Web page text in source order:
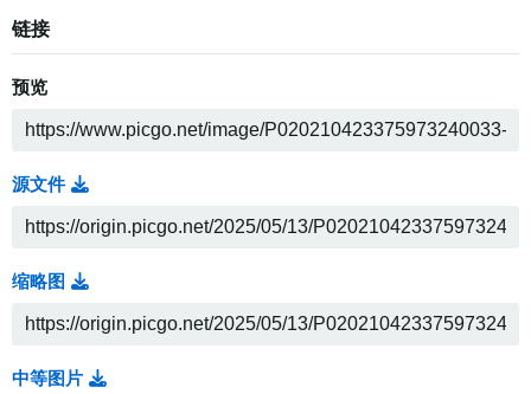
链接
预览
源文件
缩略图
中等图片